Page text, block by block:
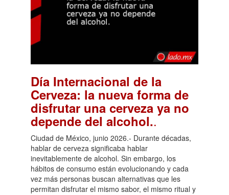
Día Internacional de la
Cerveza: la nueva forma de
disfrutar una cerveza ya no
depende del alcohol..
Ciudad de México, junio 2026.- Durante décadas,
hablar de cerveza significaba hablar
inevitablemente de alcohol. Sin embargo, los
hábitos de consumo están evolucionando y cada
vez más personas buscan alternativas que les
permitan disfrutar el mismo sabor, el mismo ritual y